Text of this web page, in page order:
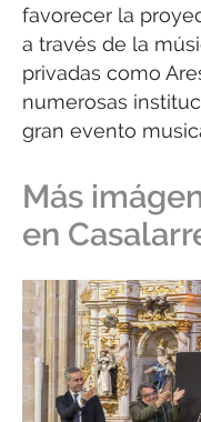
favorecer la
a través de la
privadas como
numerosas
gran evento
Más
en